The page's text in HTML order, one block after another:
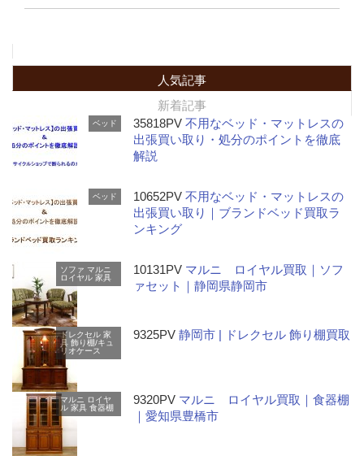
人気記事
新着記事
ベッド 35818PV不用なベッド・マットレスの
出張買い取り・処分のポイントを徹底
解説
ベッド 10652PV不用なベッド・マットレスの
出張買い取り｜ブランドベッド買取ラ
ンキング
ソファ マルニ
ロイヤル 家具
10131PV マルニ ロイヤル買取｜ソフ
ァセット｜静岡県静岡市
ドレクセル 家
具 飾り棚/キュ
リオケース
9325PV静岡市 | ドレクセル 飾り棚買取
マルニ
ロイヤ
ル 家具 食器棚
9320PV マルニ ロイヤル買取｜食器棚
｜愛知県豊橋市